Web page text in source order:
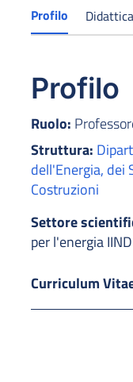
Profilo Didattica
Profilo
Ruolo:
Struttura:
dell'Energia, dei
Costruzioni
Settore
per l'energia
Curriculum